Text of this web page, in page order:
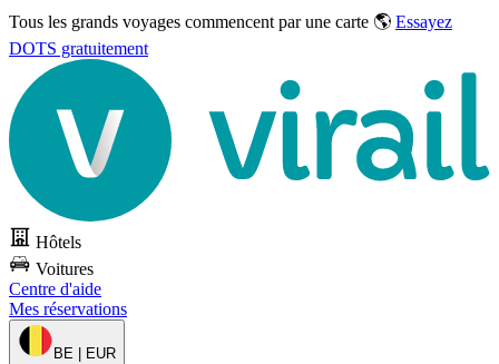
Tous les grands voyages commencent par une carte 🌎 Essayez
DOTS gratuitement
Hôtels
Voitures
Centre d'aide
Mes réservations
BE | EUR